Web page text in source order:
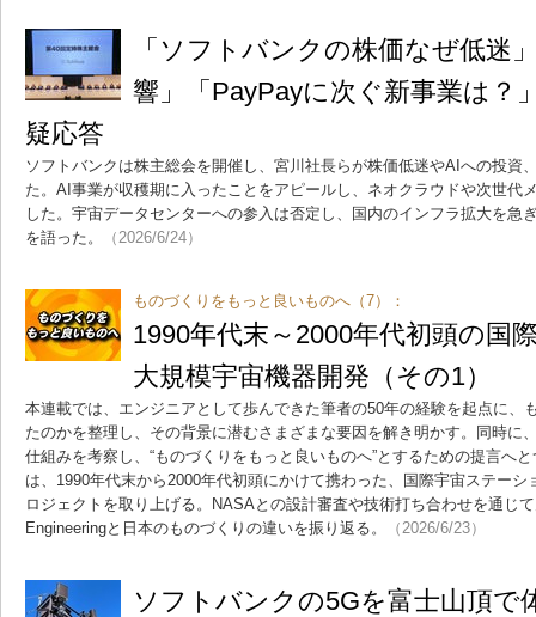
「ソフトバンクの株価なぜ低迷
響」「PayPayに次ぐ新事業は
疑応答
ソフトバンクは株主総会を開催し、宮川社長らが株価低迷やAIへの投資
た。AI事業が収穫期に入ったことをアピールし、ネオクラウドや次世代
した。宇宙データセンターへの参入は否定し、国内のインフラ拡大を急
を語った。
（2026/6/24）
ものづくりをもっと良いものへ（7）：
1990年代末～2000年代初頭の
大規模宇宙機器開発（その1）
本連載では、エンジニアとして歩んできた筆者の50年の経験を起点に、
たのかを整理し、その背景に潜むさまざまな要因を解き明かす。同時に
仕組みを考察し、“ものづくりをもっと良いものへ”とするための提言へ
は、1990年代末から2000年代初頭にかけて携わった、国際宇宙ステー
ロジェクトを取り上げる。NASAとの設計審査や技術打ち合わせを通じ
Engineeringと日本のものづくりの違いを振り返る。
（2026/6/23）
ソフトバンクの5Gを富士山頂